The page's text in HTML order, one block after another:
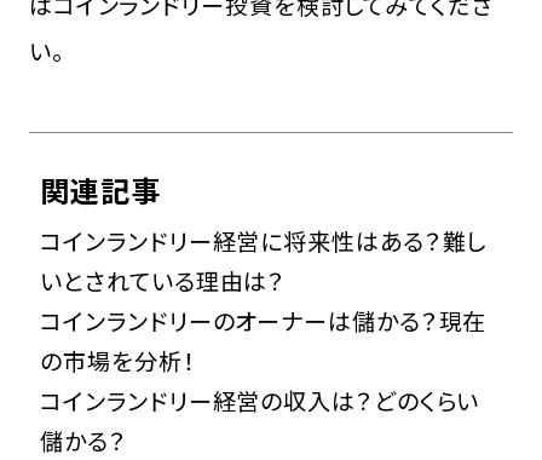
い。
関連記事
コインランドリー経営に将来性はある？難し
いとされている理由は？
コインランドリーのオーナーは儲かる？現在
の市場を分析！
コインランドリー経営の収入は？どのくらい
儲かる？